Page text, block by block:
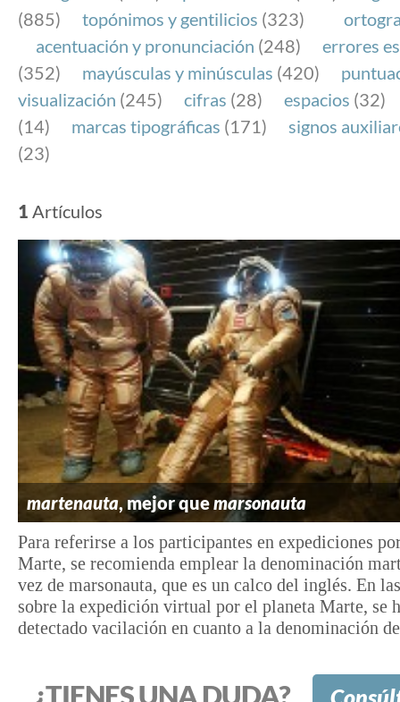
(885)
topónimos y gentilicios (323)
acentuación y pronunciación (248)
errores
(352)
mayúsculas y minúsculas (420)
visualización (245) cifras (28) espacios (32)
(14)
marcas tipográficas (171)
signos
(23)
1 Artículos
martenauta, mejor quemarsonauta
Para referirse a los participantes en expediciones
Marte, se recomienda emplear la denominación
vez de marsonauta, que es un calco del inglés. En
sobre la expedición virtual por el planeta Marte, se
detectado vacilación en cuanto a la denominación
¿TIENES UNA DUDA?